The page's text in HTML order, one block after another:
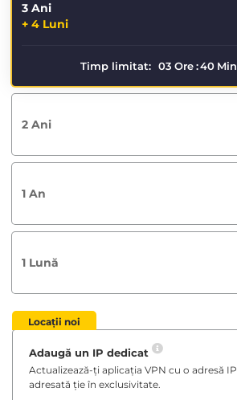
3 Ani
+ 4 Luni
Timp limitat: 03 Ore:40 Min
2 Ani
1 An
1 Lună
Locații noi
Adaugă un IP dedicat
Actualizează-ți aplicația VPN cu o adresă IP
adresată ție în exclusivitate.